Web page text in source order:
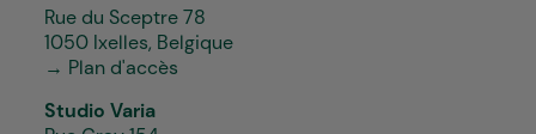
Rue du Sceptre 78
1050 Ixelles, Belgique
→ Plan d'accès
Studio Varia